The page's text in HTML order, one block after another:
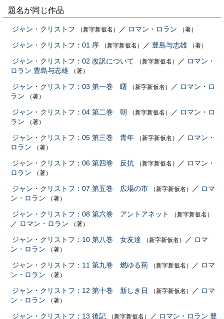
題名が同じ作品
ジャン・クリストフ （新字新仮名） ／ ロマン・ロラン （著）
ジャン・クリストフ：01 序 （新字新仮名） ／ 豊島与志雄 （著）
ジャン・クリストフ：02 改訳について （新字新仮名） ／ ロマン・
ロラン 豊島与志雄 （著）
ジャン・クリストフ：03 第一巻 曙 （新字新仮名） ／ ロマン・ロ
ラン
（著）
ジャン・クリストフ：04 第二巻 朝 （新字新仮名） ／ ロマン・ロ
ラン
（著）
ジャン・クリストフ：05 第三巻 青年 （新字新仮名） ／ ロマン・
ロラン
（著）
ジャン・クリストフ：06 第四巻 反抗 （新字新仮名） ／ ロマン・
ロラン
（著）
ジャン・クリストフ：07 第五巻 広場の市 （新字新仮名） ／ ロマ
ン・ロラン
（著）
ジャン・クリストフ：08 第六巻 アントアネット （新字新仮名）
／ ロマン・ロラン （著）
ジャン・クリストフ：10 第八巻 女友達 （新字新仮名） ／ ロマ
ン・ロラン
（著）
ジャン・クリストフ：11 第九巻 燃ゆる荊 （新字新仮名） ／ ロマ
ン・ロラン
（著）
ジャン・クリストフ：12 第十巻 新しき日 （新字新仮名） ／ ロマ
ン・ロラン
（著）
ジャン・クリストフ：13 後記 （新字新仮名） ／ ロマン・ロラン 豊